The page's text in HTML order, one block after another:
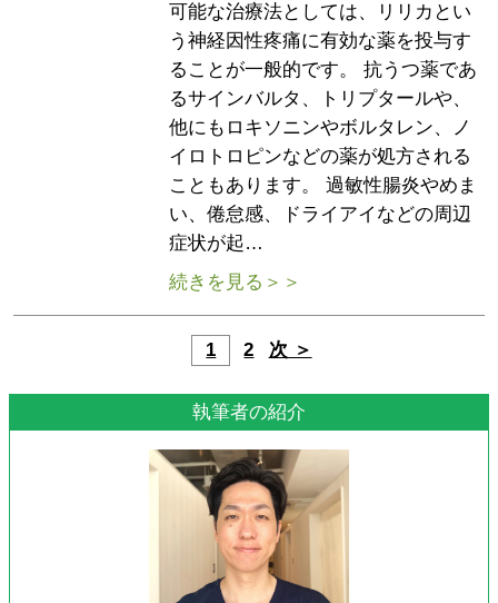
可能な治療法としては、リリカとい
う神経因性疼痛に有効な薬を投与す
ることが一般的です。 抗うつ薬であ
るサインバルタ、トリプタールや、
他にもロキソニンやボルタレン、ノ
イロトロピンなどの薬が処方される
こともあります。 過敏性腸炎やめま
い、倦怠感、ドライアイなどの周辺
症状が起…
続きを見る＞＞
1 2 次 ＞
執筆者の紹介